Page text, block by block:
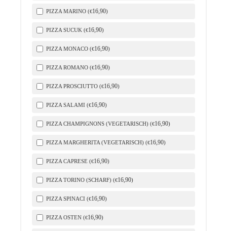
PIZZA MARINO (€16,90)
PIZZA SUCUK (€16,90)
PIZZA MONACO (€16,90)
PIZZA ROMANO (€16,90)
PIZZA PROSCIUTTO (€16,90)
PIZZA SALAMI (€16,90)
PIZZA CHAMPIGNONS (VEGETARISCH) (€16,90)
PIZZA MARGHERITA (VEGETARISCH) (€16,90)
PIZZA CAPRESE (€16,90)
PIZZA TORINO (SCHARF) (€16,90)
PIZZA SPINACI (€16,90)
PIZZA OSTEN (€16,90)